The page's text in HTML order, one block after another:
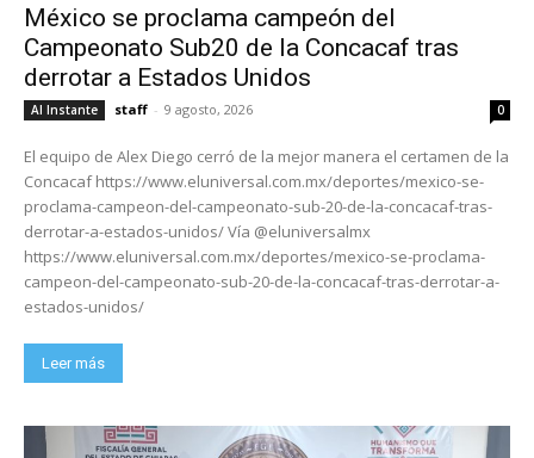
México se proclama campeón del
Campeonato Sub20 de la Concacaf tras
derrotar a Estados Unidos
Al Instante staff - 9 agosto, 2026 0
El equipo de Alex Diego cerró de la mejor manera el certamen de la
Concacaf https://www.eluniversal.com.mx/deportes/mexico-se-
proclama-campeon-del-campeonato-sub-20-de-la-concacaf-tras-
derrotar-a-estados-unidos/ Vía @eluniversalmx
https://www.eluniversal.com.mx/deportes/mexico-se-proclama-
campeon-del-campeonato-sub-20-de-la-concacaf-tras-derrotar-a-
estados-unidos/
Leer más